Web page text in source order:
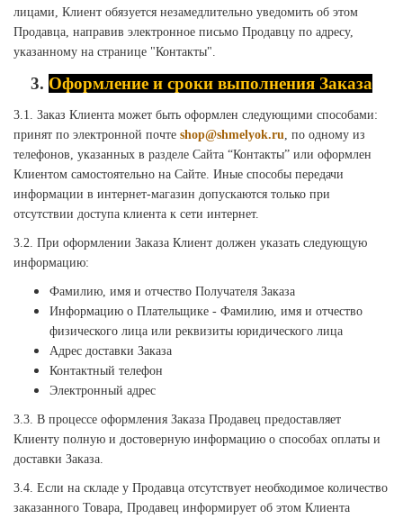
лицами, Клиент обязуется незамедлительно уведомить об этом
Продавца, направив электронное письмо Продавцу по адресу,
указанному на странице "Контакты".
3. Оформление и сроки выполнения Заказа
3.1. Заказ Клиента может быть оформлен следующими способами:
принят по электронной почте shop@shmelyok.ru , по одному из
телефонов, указанных в разделе Сайта “Контакты” или оформлен
Клиентом самостоятельно на Сайте. Иные способы передачи
информации в интернет-магазин допускаются только при
отсутствии доступа клиента к сети интернет.
3.2. При оформлении Заказа Клиент должен указать следующую
информацию:
Фамилию, имя и отчество Получателя Заказа
Информацию о Плательщике - Фамилию, имя и отчество
физического лица или реквизиты юридического лица
Адрес доставки Заказа
Контактный телефон
Электронный адрес
3.3. В процессе оформления Заказа Продавец предоставляет
Клиенту полную и достоверную информацию о способах оплаты и
доставки Заказа.
3.4. Если на складе у Продавца отсутствует необходимое количество
заказанного Товара, Продавец информирует об этом Клиента